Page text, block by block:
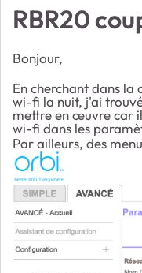
RBR20
Bonjour,
En cherchant dans
wi-fi la nuit, j'ai
mettre en œuvre car
wi-fi dans les
Par ailleurs, des